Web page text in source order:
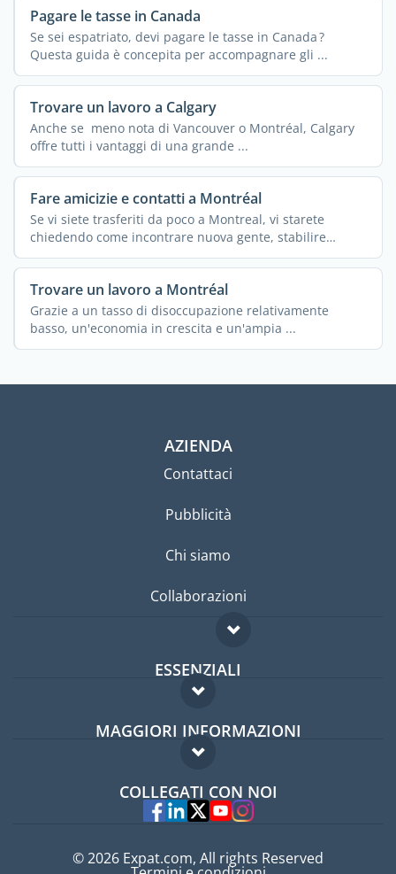
Pagare le tasse in Canada
Se sei espatriato, devi pagare le tasse in Canada ?
Questa guida è concepita per accompagnare gli ...
Trovare un lavoro a Calgary
Anche se meno nota di Vancouver o Montréal, Calgary
offre tutti i vantaggi di una grande ...
Fare amicizie e contatti a Montréal
Se vi siete trasferiti da poco a Montreal, vi starete
chiedendo come incontrare nuova gente, stabilire
legami o ...
Trovare un lavoro a Montréal
Grazie a un tasso di disoccupazione relativamente
basso, un'economia in crescita e un'ampia ...
AZIENDA
Contattaci
Pubblicità
Chi siamo
Collaborazioni
ESSENZIALI
Forum per expat
Guida per expat
MAGGIORI INFORMAZIONI
Domande frequenti
Esperti
COLLEGATI CON NOI
© 2026 Expat.com, All rights Reserved